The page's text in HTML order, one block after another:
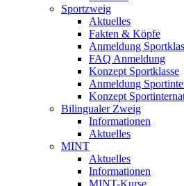
Sportzweig
Aktuelles
Fakten & Köpfe
Anmeldung
FAQ Anmeldung
Konzept Sportklasse
Anmeldung
Konzept
Bilingualer Zweig
Informationen
Aktuelles
MINT
Aktuelles
Informationen
MINT-Kurse